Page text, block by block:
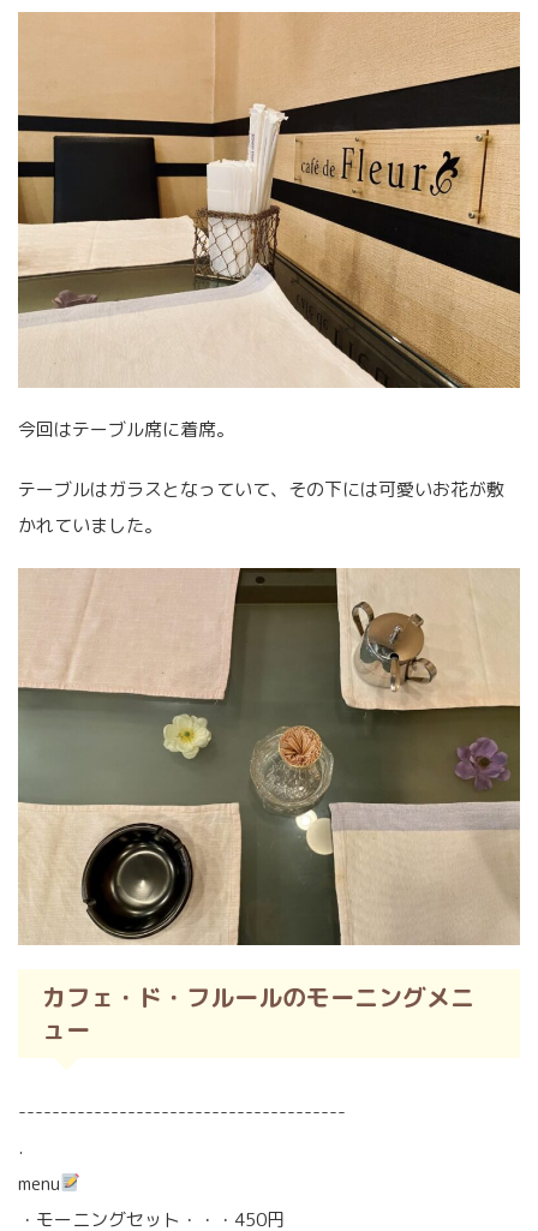
今回はテーブル席に着席。
テーブルはガラスとなっていて、その下には可愛いお花が敷
かれていました。
カフェ・ド・フルールのモーニングメニ
ュー
---------------------------------------
.
menu
・モーニングセット・・・450円